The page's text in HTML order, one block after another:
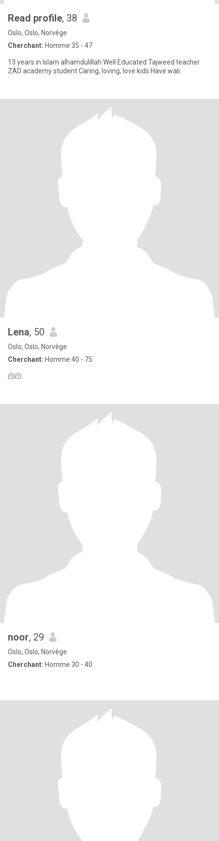
Read profile, 38
Oslo, Oslo, Norvège
Cherchant: Homme 35 - 47
13 years in Islam alhamdulillah Well Educated Tajweed teacher
ZAD academy student Caring, loving, love kids Have wali
Lena, 50
Oslo, Oslo, Norvège
Cherchant: Homme 40 - 75
🫠🫠
noor, 29
Oslo, Oslo, Norvège
Cherchant: Homme 30 - 40